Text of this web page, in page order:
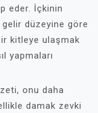
eder. İçkinin
gelir düzeyine göre
kitleye ulaşmak
yapmaları
onu daha
damak zevki